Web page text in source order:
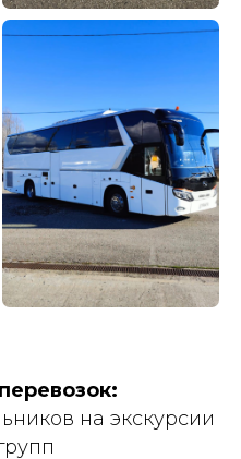
на экскурсии